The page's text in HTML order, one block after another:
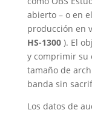
abierto – o en
producción en
HS-1300). El
y comprimir su
tamaño de
banda sin
Los datos de